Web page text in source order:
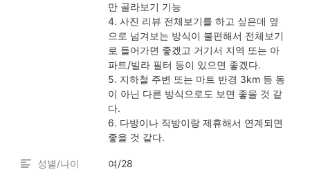
만 골라보기 기능
4. 사진 리뷰 전체보기를 하고 싶은데 옆
으로 넘겨보는 방식이 불편해서 전체보기
로 들어가면 좋겠고 거기서 지역 또는 아
파트/빌라 필터 등이 있으면 좋겠다.
5. 지하철 주변 또는 마트 반경 3km 등 동
이 아닌 다른 방식으로도 보면 좋을 것 같
다.
6. 다방이나 직방이랑 제휴해서 연계되면
좋을 것 같다.
성별/나이 여/28